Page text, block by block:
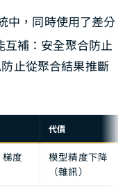
中，同時使用了差分
互補：安全聚合防止
止從聚合結果推斷
代價
度
模型精度下降
（雜訊）